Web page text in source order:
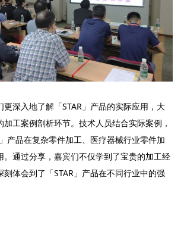
更深入地了解「STAR」产品的实际应用，大
工案例剖析环节。技术人员结合实际案例，
产品在复杂零件加工、医疗器械行业零件加
。通过分享，嘉宾们不仅学到了宝贵的加工经
体会到了「STAR」产品在不同行业中的强